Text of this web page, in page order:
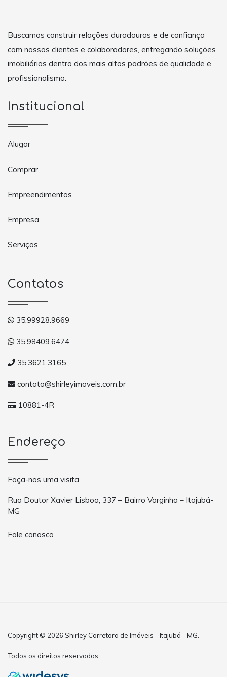
Buscamos construir relações duradouras e de confiança
com nossos clientes e colaboradores, entregando soluções
imobiliárias dentro dos mais altos padrões de qualidade e
profissionalismo.
Institucional
Alugar
Comprar
Empreendimentos
Empresa
Serviços
Contatos
35.99928.9669
35.98409.6474
35.3621.3165
contato@shirleyimoveis.com.br
10881-4R
Endereço
Faça-nos uma visita
Rua Doutor Xavier Lisboa, 337 – Bairro Varginha – Itajubá-
MG
Fale conosco
Copyright © 2026 Shirley Corretora de Imóveis - Itajubá - MG.
Todos os direitos reservados.